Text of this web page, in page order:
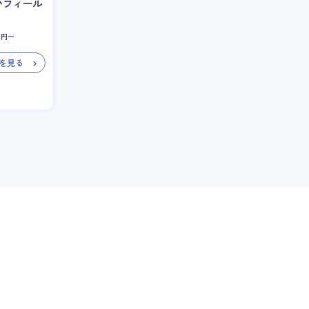
ィール
円〜
見る